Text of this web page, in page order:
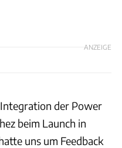
ANZEIGE
der Power
beim Launch in
uns um Feedback